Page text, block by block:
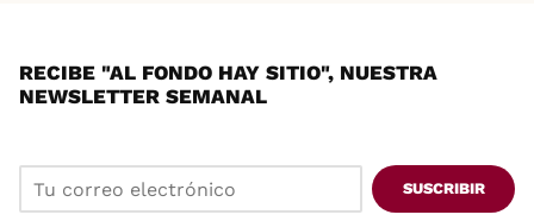
RECIBE "AL FONDO HAY SITIO", NUESTRA
NEWSLETTER SEMANAL
SUSCRIBIR